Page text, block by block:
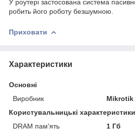
У роутері застосована система
робить його роботу безшумною.
Приховати
Характеристики
Основні
Виробник
Mikrotik
Користувальницькі характеристики
DRAM пам'ять
1 Гб